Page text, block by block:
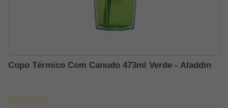
Copo Térmico Com Canudo 473ml Verde - Aladdin